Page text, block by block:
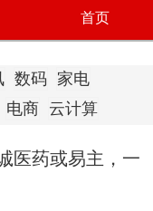
首页
数码
家电
电商 云计算
医药或易主，一